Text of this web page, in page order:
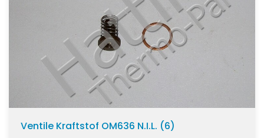
Ventile Kraftstof OM636 N.I.L. (6)